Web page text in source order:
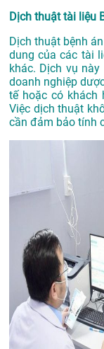
Dịch thuật tài liệu
Dịch thuật bệnh
dung của các tài
khác. Dịch vụ
doanh nghiệp
tế hoặc có khách
Việc dịch thuật
cần đảm bảo tính